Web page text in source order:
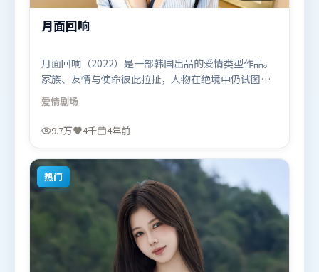
月面回响
月面回响（2022）是一部韩国出品的爱情类型作品。
家族、友情与使命彼此拉扯，人物在绝境中仍试图守
住心中微光。动作场面设计讲究空间与节奏，文戏部
分同样扎实耐嚼。由洪常秀执导，杨紫、河正宇、廖
凡，沈腾等联袂出演。影片于2022年7月23日（韩
观看。
爱情剧场
9.7万 4千 4年前
热门